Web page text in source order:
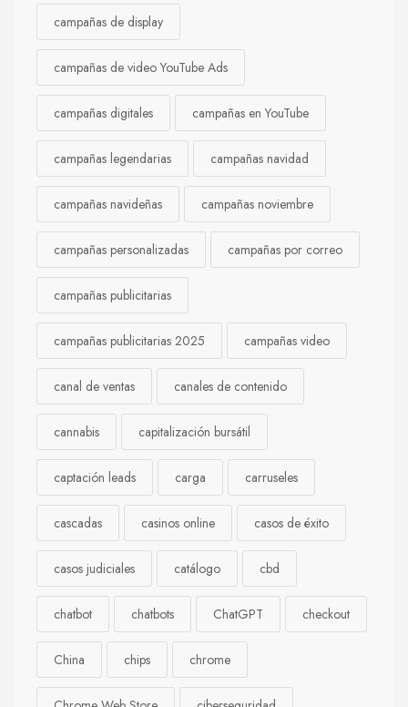
campañas de display
campañas de video YouTube Ads
campañas digitales campañas en YouTube
campañas legendarias campañas navidad
campañas navideñas campañas noviembre
campañas personalizadas campañas por correo
campañas publicitarias
campañas publicitarias 2025 campañas video
canal de ventas canales de contenido
cannabis capitalización bursátil
captación leads carga carruseles
cascadas casinos online casos de éxito
casos judiciales catálogo cbd
chatbot chatbots ChatGPT checkout
China chips chrome